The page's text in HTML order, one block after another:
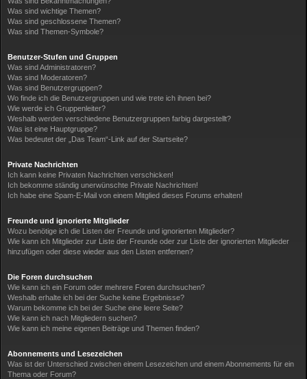
Was sind wichtige Themen?
Was sind geschlossene Themen?
Was sind Themen-Symbole?
Benutzer-Stufen und Gruppen
Was sind Administratoren?
Was sind Moderatoren?
Was sind Benutzergruppen?
Wo finde ich die Benutzergruppen und wie trete ich ihnen bei?
Wie werde ich Gruppenleiter?
Weshalb werden verschiedene Benutzergruppen farbig dargestellt?
Was ist eine Hauptgruppe?
Was bedeutet der „Das Team“-Link auf der Startseite?
Private Nachrichten
Ich kann keine Privaten Nachrichten verschicken!
Ich bekomme ständig unerwünschte Private Nachrichten!
Ich habe eine Spam-E-Mail von einem Mitglied dieses Forums erhalten!
Freunde und ignorierte Mitglieder
Wozu benötige ich die Listen der Freunde und ignorierten Mitglieder?
Wie kann ich Mitglieder zur Liste der Freunde oder zur Liste der ignorierten Mitglieder
hinzufügen oder diese wieder aus den Listen entfernen?
Die Foren durchsuchen
Wie kann ich ein Forum oder mehrere Foren durchsuchen?
Weshalb erhalte ich bei der Suche keine Ergebnisse?
Warum bekomme ich bei der Suche eine leere Seite?
Wie kann ich nach Mitgliedern suchen?
Wie kann ich meine eigenen Beiträge und Themen finden?
Abonnements und Lesezeichen
Was ist der Unterschied zwischen einem Lesezeichen und einem Abonnements für ein
Thema oder Forum?